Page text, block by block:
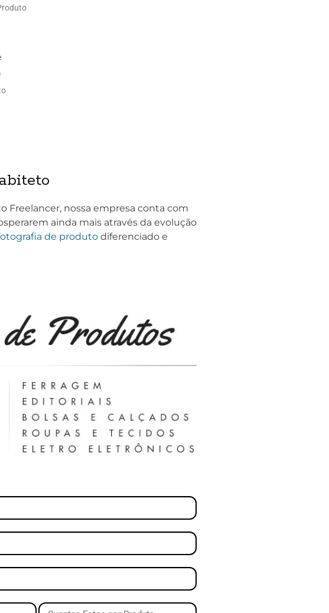
Freelancer, nossa empresa conta com
ainda mais através da evolução
de produto diferenciado e